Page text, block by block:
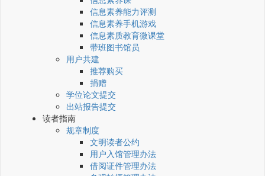
信息素养能力评测
信息素养手机游戏
信息素质教育微课堂
带班图书馆员
用户共建
推荐购买
捐赠
学位论文提交
出站报告提交
读者指南
规章制度
文明读者公约
用户入馆管理办法
借阅证件管理办法